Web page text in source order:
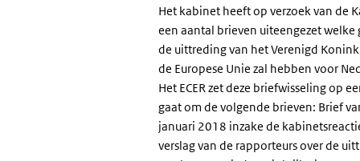
Het kabinet heeft op verzoek van de
een aantal brieven uiteengezet welke
de uittreding van het Verenigd
de Europese Unie zal hebben voor
Het ECER zet deze briefwisseling op
gaat om de volgende brieven: Brief
januari 2018 inzake de
verslag van de rapporteurs over de